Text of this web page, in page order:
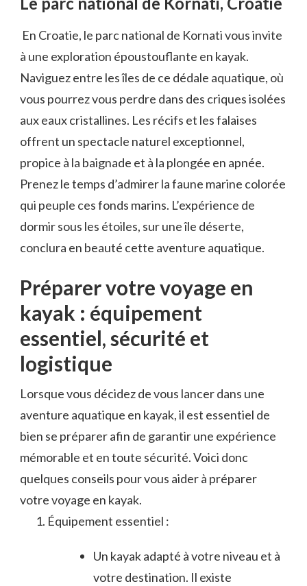
⁢ En Croatie, le parc national de Kornati vous invite
à une exploration époustouflante en kayak.​
Naviguez entre les îles de ce dédale aquatique,⁤ où
vous pourrez ​vous⁢ perdre dans des criques isolées
aux‌ eaux cristallines. Les récifs et les falaises
offrent ‌un​ spectacle naturel ‌exceptionnel,
propice ‍à la baignade et à la plongée en apnée.
Prenez le⁤ temps d’admirer la faune marine colorée
qui peuple ces fonds marins. L’expérience de
dormir sous les étoiles, sur une ​île⁢ déserte,
conclura ⁤en beauté cette ‌aventure‍ aquatique. ⁣
Préparer votre voyage en
kayak : équipement
essentiel, sécurité ‍et
logistique
Lorsque vous décidez de vous lancer ⁤dans une
aventure aquatique en kayak, ⁤il est essentiel de
bien se ⁤préparer afin de⁣ garantir⁤ une expérience
mémorable et en toute sécurité. Voici donc⁢
quelques conseils pour vous aider à préparer
votre voyage en kayak.
Équipement essentiel :
Un ⁤kayak‌ adapté à ‌votre niveau ⁤et à
⁣votre destination. Il existe